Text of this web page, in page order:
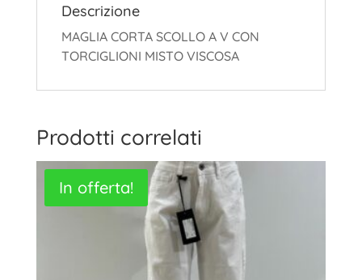
Descrizione
MAGLIA CORTA SCOLLO A V CON
TORCIGLIONI MISTO VISCOSA
Prodotti correlati
In offerta!